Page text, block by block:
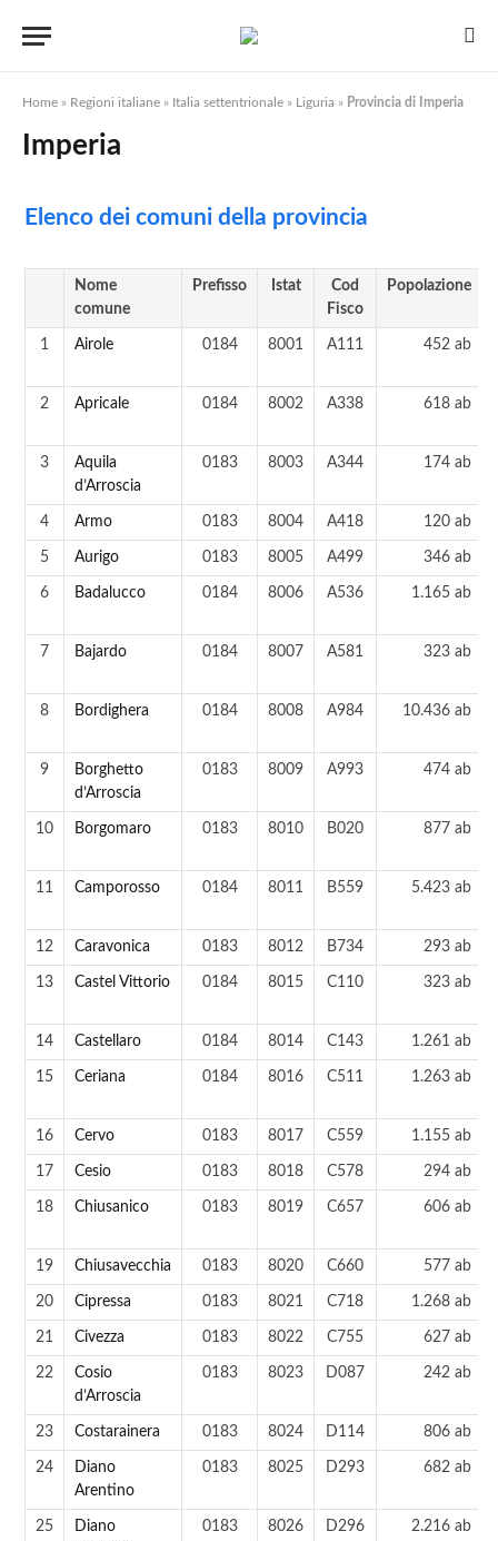
Home » Regioni italiane » Italia settentrionale » Liguria » Provincia di Imperia
Imperia
Elenco dei comuni della provincia
Nome
comune
Prefisso Istat
Cod
Fisco
Popolazione
1 Airole 0184 8001 A111 452 ab
2 Apricale 0184 8002 A338 618 ab
3
Aquila
d’Arroscia
0183 8003 A344 174 ab
4 Armo 0183 8004 A418 120 ab
5 Aurigo 0183 8005 A499 346 ab
6 Badalucco 0184 8006 A536 1.165 ab
7 Bajardo 0184 8007 A581 323 ab
8 Bordighera 0184 8008 A984 10.436 ab
9
Borghetto
d’Arroscia
0183 8009 A993 474 ab
10 Borgomaro 0183 8010 B020 877 ab
11 Camporosso 0184 8011 B559 5.423 ab
12 Caravonica 0183 8012 B734 293 ab
13 Castel Vittorio 0184 8015 C110 323 ab
14 Castellaro 0184 8014 C143 1.261 ab
15 Ceriana 0184 8016 C511 1.263 ab
16 Cervo 0183 8017 C559 1.155 ab
17 Cesio 0183 8018 C578 294 ab
18 Chiusanico 0183 8019 C657 606 ab
19 Chiusavecchia 0183 8020 C660 577 ab
20 Cipressa 0183 8021 C718 1.268 ab
21 Civezza 0183 8022 C755 627 ab
22
Cosio
d’Arroscia
0183 8023 D087 242 ab
23 Costarainera 0183 8024 D114 806 ab
24
Diano
Arentino
0183 8025 D293 682 ab
25
Diano
0183 8026 D296 2.216 ab